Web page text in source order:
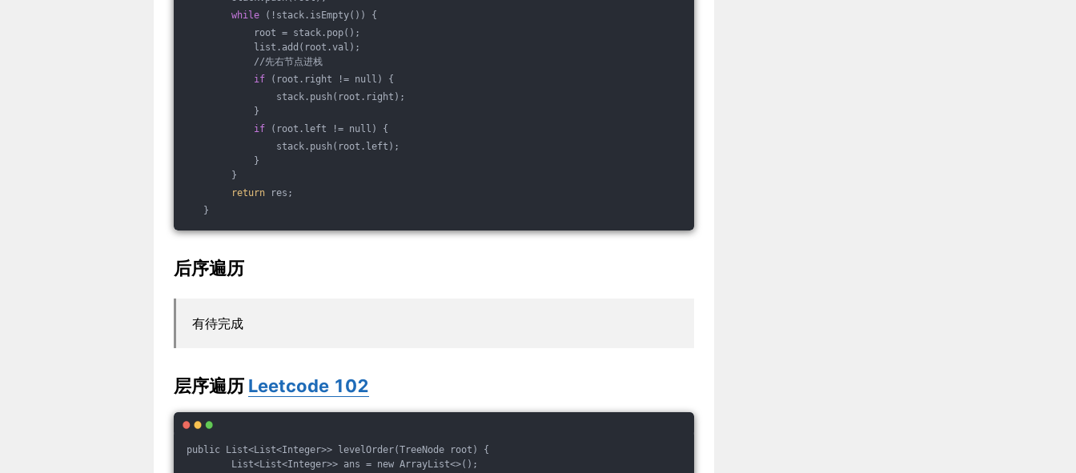
while (!stack.isEmpty()) {
root = stack.pop();
list.add(root.val);
//先右节点进栈
if (root.right != null) {
stack.push(root.right);
}
if (root.left != null) {
stack.push(root.left);
}
}
return res;
}
后序遍历
有待完成
层序遍历 Leetcode 102
public List<List<Integer>> levelOrder(TreeNode root) {
List<List<Integer>> ans = new ArrayList<>();